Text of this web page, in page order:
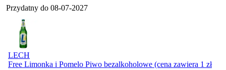
Przydatny do 08-07-2027
LECH
Free Limonka i Pomelo Piwo bezalkoholowe (cena zawiera 1 zł